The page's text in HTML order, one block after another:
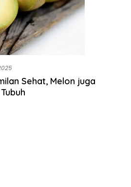
Sehat, Melon juga